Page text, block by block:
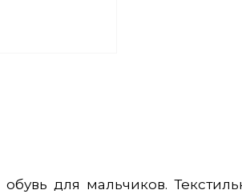
для мальчиков.